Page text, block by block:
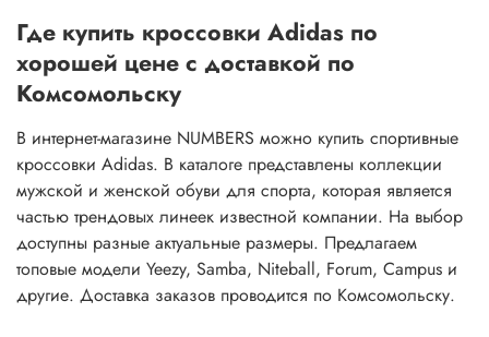
Где купить кроссовки Adidas по
хорошей цене с доставкой по
Комсомольску
В интернет-магазине NUMBERS можно купить спортивные
кроссовки Adidas. В каталоге представлены коллекции
мужской и женской обуви для спорта, которая является
частью трендовых линеек известной компании. На выбор
доступны разные актуальные размеры. Предлагаем
топовые модели Yeezy, Samba, Niteball, Forum, Campus и
другие. Доставка заказов проводится по Комсомольску.